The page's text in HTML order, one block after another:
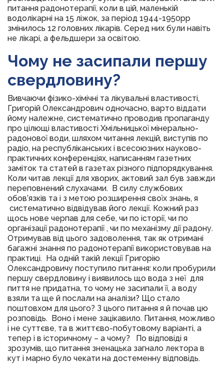
питання радонотерапії, коли в цій, маленькій
водолікарні на 15 ліжок, за період 1944-1950рр
змінилось 12 головних лікарів. Серед них були навіть
не лікарі, а фельдшери за освітою.
Чому не засипали першу
свердловину?
Вивчаючи фізико-хімічні та лікувальні властивості,
Григорій Олександрович одночасно, варто віддати
йому належне, систематично проводив пропаганду
про цілющі властивості Хмільницької мінерально-
радонової води, шляхом читання лекцій, виступів по
радіо, на республіканських і всесоюзних науково-
практичних конференціях, написанням газетних
заміток та статей в газетах різного підпорядкування.
Коли читав лекції для хворих, актовий зал був завжди
переповнений слухачами. В силу службових
обов’язків та і з метою розширення своїх знань, я
систематично відвідував його лекції. Кожний раз
щось нове черпав для себе, чи по історії, чи по
організації радонотерапії , чи по механізму дії радону.
Отримував від цього задоволення, так як отримані
багажні знання по радонотерапії використовував на
практиці. На одній такій лекції Григорію
Олександровичу поступило питання: коли пробурили
першу свердловину і виявилось що вода з неї для
пиття не придатна, то чому не засипали її, а воду
взяли та ще й послали на аналізи? Що стало
поштовхом для цього? З цього питання я й почав цю
розповідь. Воно і мене зацікавило. Питання, можливо
і не суттєве, та в життєво-побутовому варіанті, а
тепер і в історичному – а чому? По відповіді я
зрозумів, що питання зненацька загнало лектора в
кут і марно було чекати на достеменну відповідь.